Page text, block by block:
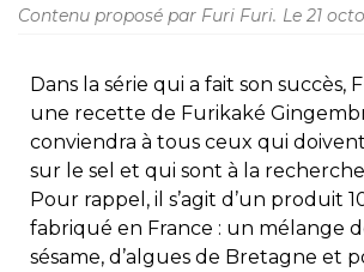
Contenu proposé par Furi Furi. Le 21
Dans la série qui a fait son succès,
une recette de Furikaké
conviendra à tous ceux qui
sur le sel et qui sont à la
Pour rappel, il s’agit d’un produit
fabriqué en France : un mélange
sésame, d’algues de Bretagne et